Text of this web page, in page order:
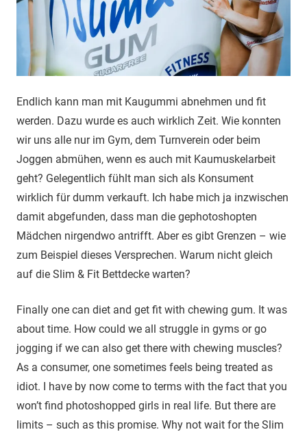
Endlich kann man mit Kaugummi abnehmen und fit
werden. Dazu wurde es auch wirklich Zeit. Wie konnten
wir uns alle nur im Gym, dem Turnverein oder beim
Joggen abmühen, wenn es auch mit Kaumuskelarbeit
geht? Gelegentlich fühlt man sich als Konsument
wirklich für dumm verkauft. Ich habe mich ja inzwischen
damit abgefunden, dass man die gephotoshopten
Mädchen nirgendwo antrifft. Aber es gibt Grenzen – wie
zum Beispiel dieses Versprechen. Warum nicht gleich
auf die Slim & Fit Bettdecke warten?
Finally one can diet and get fit with chewing gum. It was
about time. How could we all struggle in gyms or go
jogging if we can also get there with chewing muscles?
As a consumer, one sometimes feels being treated as
idiot. I have by now come to terms with the fact that you
won’t find photoshopped girls in real life. But there are
limits – such as this promise. Why not wait for the Slim